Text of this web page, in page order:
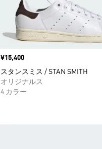
価格
¥15,400
スタンスミス / STAN SMITH
オリジナルス
4 カラー